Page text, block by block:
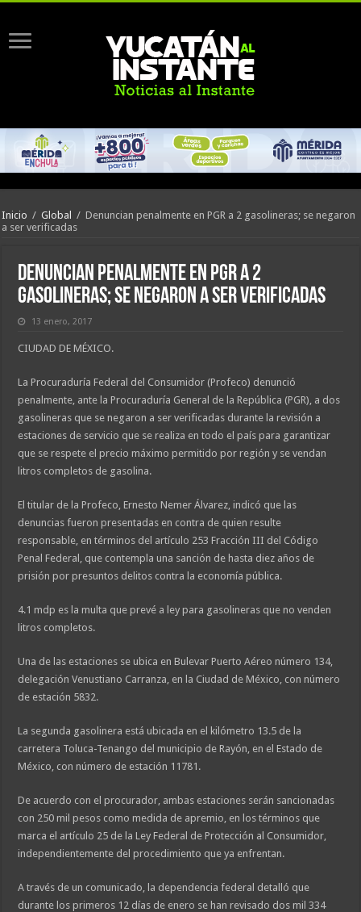
Inicio / Global / Denuncian penalmente en PGR a 2 gasolineras; se negaron
a ser verificadas
Denuncian penalmente en PGR a 2
gasolineras; se negaron a ser verificadas
13 enero, 2017
CIUDAD DE MÉXICO.
La Procuraduría Federal del Consumidor (Profeco) denunció
penalmente, ante la Procuraduría General de la República (PGR), a dos
gasolineras que se negaron a ser verificadas durante la revisión a
estaciones de servicio que se realiza en todo el país para garantizar
que se respete el precio máximo permitido por región y se vendan
litros completos de gasolina.
El titular de la Profeco, Ernesto Nemer Álvarez, indicó que las
denuncias fueron presentadas en contra de quien resulte
responsable, en términos del artículo 253 Fracción III del Código
Penal Federal, que contempla una sanción de hasta diez años de
prisión por presuntos delitos contra la economía pública.
4.1 mdp es la multa que prevé a ley para gasolineras que no venden
litros completos.
Una de las estaciones se ubica en Bulevar Puerto Aéreo número 134,
delegación Venustiano Carranza, en la Ciudad de México, con número
de estación 5832.
La segunda gasolinera está ubicada en el kilómetro 13.5 de la
carretera Toluca-Tenango del municipio de Rayón, en el Estado de
México, con número de estación 11781.
De acuerdo con el procurador, ambas estaciones serán sancionadas
con 250 mil pesos como medida de apremio, en los términos que
marca el artículo 25 de la Ley Federal de Protección al Consumidor,
independientemente del procedimiento que ya enfrentan.
A través de un comunicado, la dependencia federal detalló que
durante los primeros 12 días de enero se han revisado dos mil 334